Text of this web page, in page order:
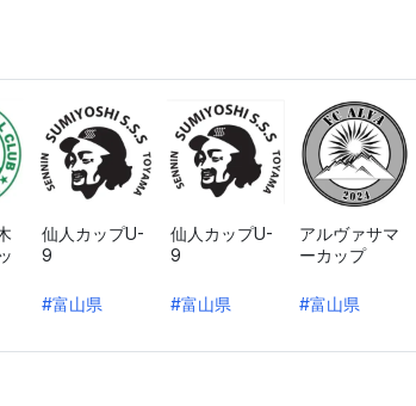
仙人カップU-
9
#富山県
仙人カップU-
9
#富山県
アルヴァサマ
ーカップ
#富山県